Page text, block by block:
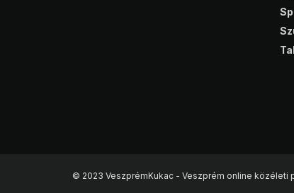
© 2023 VeszprémKukac - Veszprém online közéleti